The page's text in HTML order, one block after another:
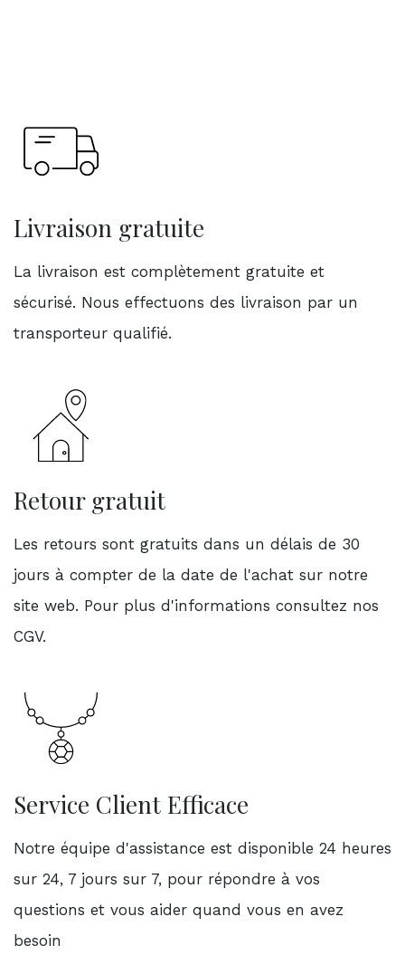
Livraison gratuite
La livraison est complètement gratuite et
sécurisé. Nous effectuons des livraison par un
transporteur qualifié.
Retour gratuit
Les retours sont gratuits dans un délais de 30
jours à compter de la date de l'achat sur notre
site web. Pour plus d'informations consultez nos
CGV.
Service Client Efficace
Notre équipe d'assistance est disponible 24 heures
sur 24, 7 jours sur 7, pour répondre à vos
questions et vous aider quand vous en avez
besoin